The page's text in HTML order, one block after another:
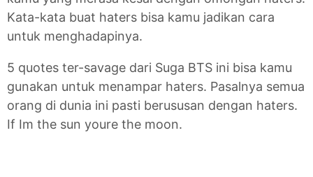
Kata-kata buat haters bisa kamu jadikan cara
untuk menghadapinya.
5 quotes ter-savage dari Suga BTS ini bisa kamu
gunakan untuk menampar haters. Pasalnya semua
orang di dunia ini pasti berususan dengan haters.
If Im the sun youre the moon.